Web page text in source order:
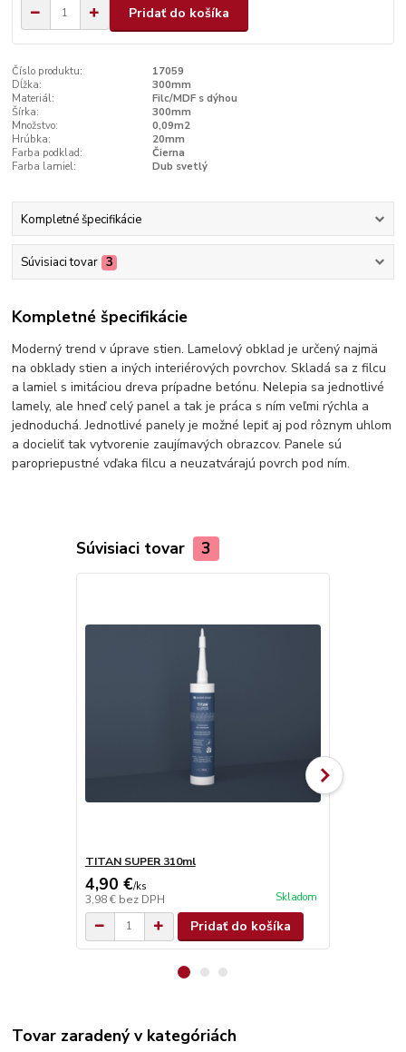
Pridať do košíka
Číslo produktu:
17059
Dĺžka:
300mm
Materiál:
Filc/MDF s dýhou
Šírka:
300mm
Množstvo:
0,09m2
Hrúbka:
20mm
Farba podklad:
Čierna
Farba lamiel:
Dub svetlý
Kompletné špecifikácie
Súvisiaci tovar 3
Kompletné špecifikácie
Moderný trend v úprave stien. Lamelový obklad je určený najmä
na obklady stien a iných interiérových povrchov. Skladá sa z filcu
a lamiel s imitáciou dreva prípadne betónu. Nelepia sa jednotlivé
lamely, ale hneď celý panel a tak je práca s ním veľmi rýchla a
jednoduchá. Jednotlivé panely je možné lepiť aj pod rôznym uhlom
a docieliť tak vytvorenie zaujímavých obrazcov. Panele sú
paropriepustné vďaka filcu a neuzatvárajú povrch pod ním.
Súvisiaci tovar 3
TITAN SUPER 310ml
4,90 €/ks
3,98 € bez DPH Skladom
Pridať do košíka
Tovar zaradený v kategóriách